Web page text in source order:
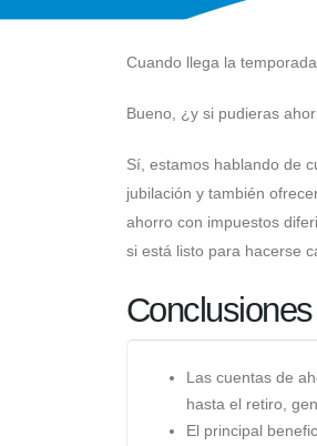
Cuando llega la
Bueno, ¿y si pudieras
Sí, estamos hablando de
jubilación y también
ahorro con impuestos
si está listo para hacerse
Las cuentas de
hasta el retiro,
El principal